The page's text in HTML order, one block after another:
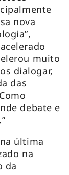
nova
muito
dialogar,
das
debate e
última
na
da